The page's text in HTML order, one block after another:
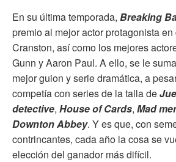
En su última temporada, Breaking
premio al mejor actor protagonista
Cranston, así como los mejores
Gunn y Aaron Paul. A ello, se le
mejor guion y serie dramática, a
competía con series de la talla de
detective, House of Cards, Mad
Downton Abbey. Y es que, con
contrincantes, cada año la cosa se
elección del ganador más difícil.